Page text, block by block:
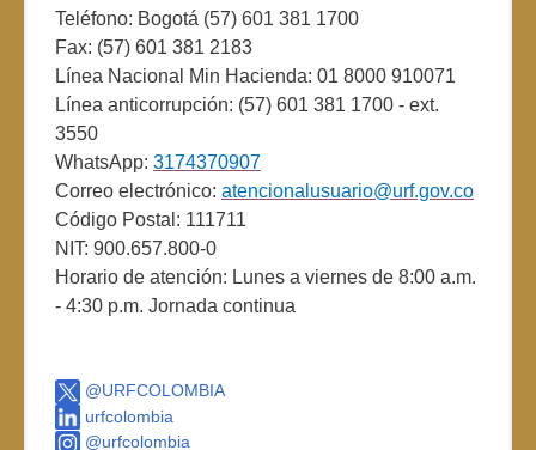
Teléfono: Bogotá (57) 601 381 1700
Fax: (57) 601 381 2183
Línea Nacional Min Hacienda: 01 8000 910071
Línea anticorrupción: (57) 601 381 1700 - ext.
3550
WhatsApp: 3174370907
Correo electrónico: atencionalusuario@urf.gov.co
Código Postal: 111711
NIT: 900.657.800-0
Horario de atención: Lunes a viernes de 8:00 a.m.
- 4:30 p.m. Jornada continua
@URFCOLOMBIA
urfcolombia
@urfcolombia